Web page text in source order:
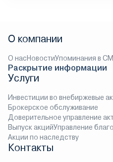
О компании
О насНовостиУпоминания в
Раскрытие информации
Услуги
Инвестиции во внебиржевые
Брокерское обслуживание
Доверительное управление
Выпуск акцийУправление
Акции по наследству
Контакты